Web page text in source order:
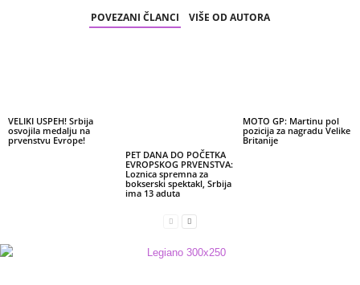
POVEZANI ČLANCI VIŠE OD AUTORA
VELIKI USPEH! Srbija
osvojila medalju na
prvenstvu Evrope!
PET DANA DO POČETKA
EVROPSKOG PRVENSTVA:
Loznica spremna za
bokserski spektakl, Srbija
ima 13 aduta
MOTO GP: Martinu pol
pozicija za nagradu Velike
Britanije